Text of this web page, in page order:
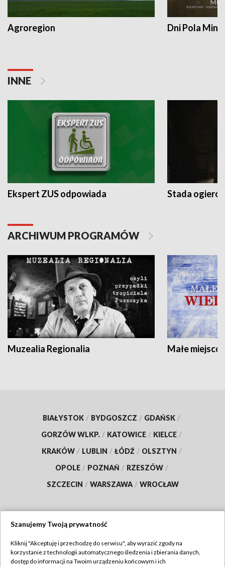
Agroregion Dni Pola
INNE
Ekspert ZUS odpowiada Stada
ARCHIWUM PROGRAMÓW
Muzealia Regionalia Małe
BIAŁYSTOK / BYDGOSZCZ / GDAŃSK /
GORZÓW WLKP. / KATOWICE / KIELCE /
KRAKÓW / LUBLIN / ŁÓDŹ / OLSZTYN /
OPOLE / POZNAŃ / RZESZÓW /
SZCZECIN / WARSZAWA / WROCŁAW
TVP
Szanujemy Twoją prywatność
Kliknij "Akceptuję i przechodzę do serwisu", aby wyrazić zgody na
korzystanie z technologii automatycznego śledzenia i zbierania danych,
dostęp do informacji na Twoim urządzeniu końcowym i ich